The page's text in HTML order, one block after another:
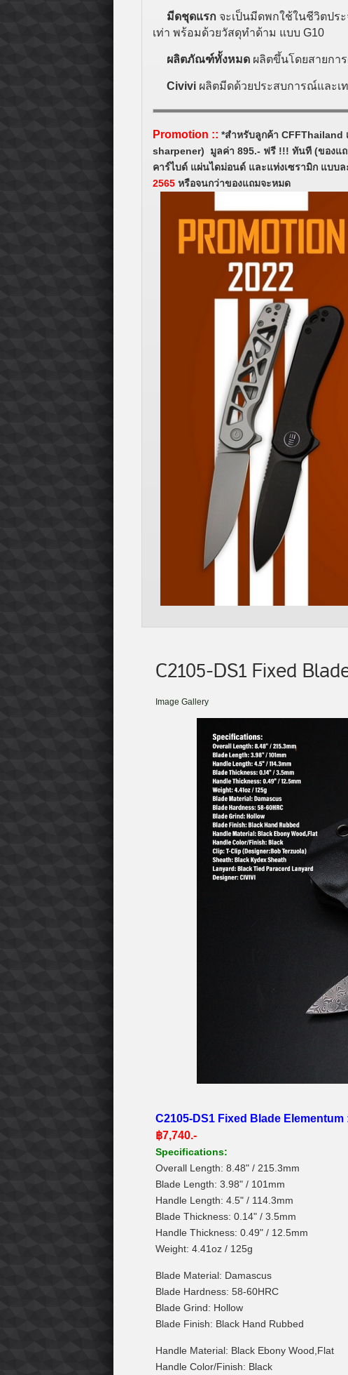
มีดชุดแรก จะเป็นมีดพกใช้ในชีวิตปร
เท่า พร้อมด้วยวัสดุทำด้าม แบบ G10
ผลิตภัณฑ์ทั้งหมด ผลิตขึ้นโดยสายกา
Civivi ผลิตมีดด้วยประสบการณ์และ
Promotion :: *สำหรับลูกค้า CFFThailand
sharpener) มูลค่า 895.- ฟรี !!! ทันที (ของแ
คาร์ไบด์ แผ่นไดม่อนด์ และแท่งเซรามิก แบบล
2565 หรือจนกว่าของแถมจะหมด
C2105-DS1 Fixed
Image Gallery
C2105-DS1 Fixed Blade Elementum
฿7,740.-
Specifications:
Overall Length: 8.48" / 215.3mm
Blade Length: 3.98" / 101mm
Handle Length: 4.5" / 114.3mm
Blade Thickness: 0.14" / 3.5mm
Handle Thickness: 0.49" / 12.5mm
Weight: 4.41oz / 125g
Blade Material: Damascus
Blade Hardness: 58-60HRC
Blade Grind: Hollow
Blade Finish: Black Hand Rubbed
Handle Material: Black Ebony Wood,Flat
Handle Color/Finish: Black